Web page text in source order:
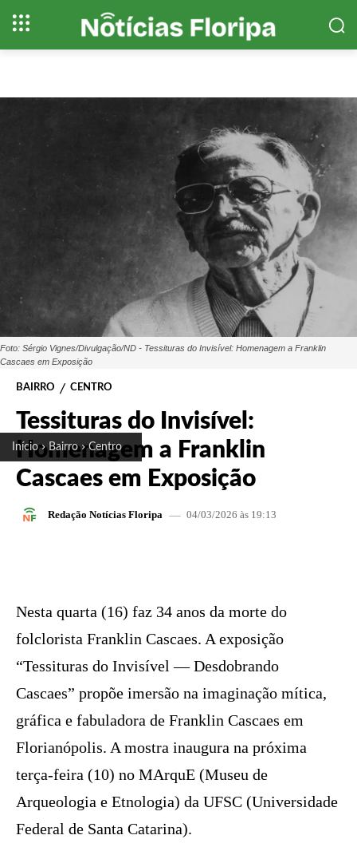
Início Bairro Centro
Foto: Sérgio Vignes/Divulgação/ND - Tessituras do Invisível: Homenagem a Franklin
Cascaes em Exposição
BAIRRO CENTRO
Tessituras do Invisível:
Homenagem a Franklin
Cascaes em Exposição
Redação Notícias Floripa 04/03/2026 às 19:13
Nesta quarta (16) faz 34 anos da morte do
folclorista Franklin Cascaes. A exposição
“Tessituras do Invisível — Desdobrando
Cascaes” propõe imersão na imaginação mítica,
gráfica e fabuladora de Franklin Cascaes em
Florianópolis. A mostra inaugura na próxima
terça-feira (10) no MArquE (Museu de
Arqueologia e Etnologia) da UFSC (Universidade
Federal de Santa Catarina).